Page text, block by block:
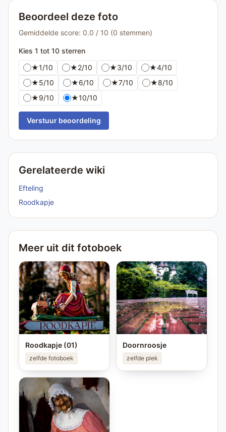
Beoordeel deze foto
Gemiddelde score: 0.0 / 10 (0 stemmen)
Kies 1 tot 10 sterren
★1/10 ★2/10 ★3/10 ★4/10
★5/10 ★6/10 ★7/10 ★8/10
★9/10 ★10/10
Verstuur beoordeling
Gerelateerde wiki
Efteling
Roodkapje
Meer uit dit fotoboek
Roodkapje (01)
zelfde fotoboek
Doornroosje
zelfde plek